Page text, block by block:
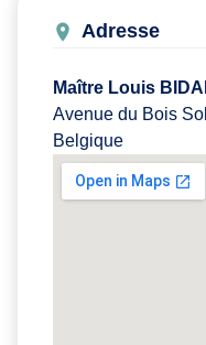
Adresse
Maître Louis
Avenue du Bois
Belgique